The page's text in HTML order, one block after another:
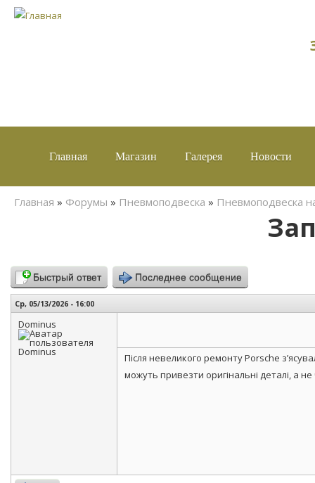
Главная Магазин Галерея Новости
Вы здесь
Главная » Форумы » Пневмоподвеска » Пневмоподвеска
Быстрый ответ Последнее сообщение
Ср, 05/13/2026 - 16:00
Dominus
Після невеликого ремонту Porsche
можуть привезти оригінальні деталі, а